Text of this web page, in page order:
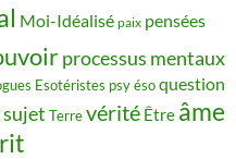
Moi-Idéalisé paix pensées
processus mentaux
Esotéristes psy ésoquestion
sujet Terrevérité Être âme